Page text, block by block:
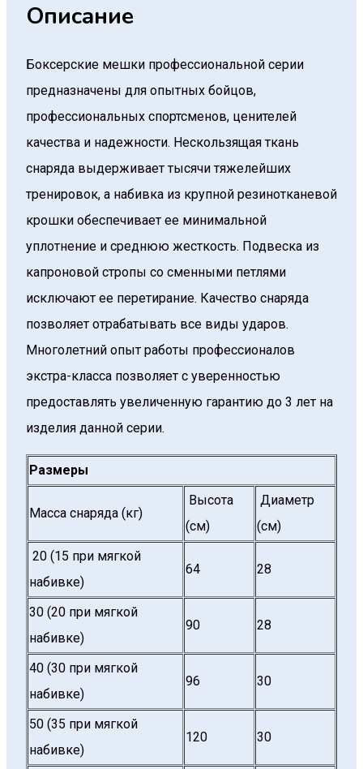
Описание
Боксерские мешки профессиональной серии
предназначены для опытных бойцов,
профессиональных спортсменов, ценителей
качества и надежности. Нескользящая ткань
снаряда выдерживает тысячи тяжелейших
тренировок, а набивка из крупной резинотканевой
крошки обеспечивает ее минимальной
уплотнение и среднюю жесткость. Подвеска из
капроновой стропы со сменными петлями
исключают ее перетирание. Качество снаряда
позволяет отрабатывать все виды ударов.
Многолетний опыт работы профессионалов
экстра-класса позволяет с уверенностью
предоставлять увеличенную гарантию до 3 лет на
изделия данной серии.
Размеры
Масса снаряда (кг)
Высота
(см)
Диаметр
(см)
20 (15 при мягкой
набивке)
64 28
30 (20 при мягкой
набивке)
90 28
40 (30 при мягкой
набивке)
96 30
50 (35 при мягкой
набивке)
120 30